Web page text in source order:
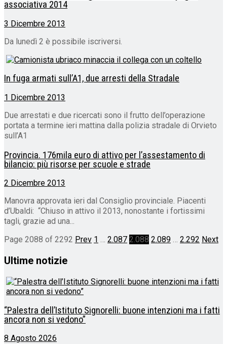
associativa 2014
3 Dicembre 2013
Da lunedì 2 è possibile iscriversi.
In fuga armati sull’A1, due arresti della Stradale
1 Dicembre 2013
Due arrestati e due ricercati sono il frutto dell’operazione
portata a termine ieri mattina dalla polizia stradale di Orvieto
sull’A1
Provincia. 176mila euro di attivo per l’assestamento di
bilancio: più risorse per scuole e strade
2 Dicembre 2013
Manovra approvata ieri dal Consiglio provinciale. Piacenti
d’Ubaldi: “Chiuso in attivo il 2013, nonostante i fortissimi
tagli, grazie ad una...
Page 2088 of 2292 Prev 1 … 2.087 2.088 2.089 … 2.292 Next
Ultime notizie
“Palestra dell’Istituto Signorelli: buone intenzioni ma i fatti
ancora non si vedono”
8 Agosto 2026